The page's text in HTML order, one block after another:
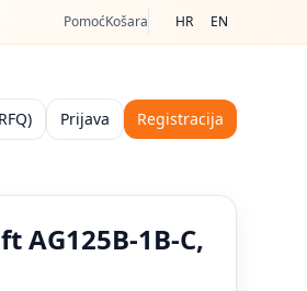
PomoćKošara HR EN
Prijava Registracija
1B-C,